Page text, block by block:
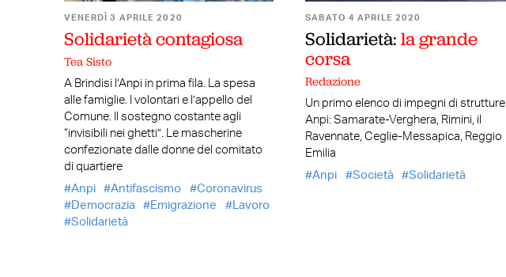
VENERDÌ 3 APRILE 2020
Solidarietà contagiosa
Tea Sisto
A Brindisi l’Anpi in prima fila. La spesa
alle famiglie. I volontari e l’appello del
Comune. Il sostegno costante agli
“invisibili nei ghetti”. Le mascherine
confezionate dalle donne del comitato
di quartiere
Anpi
Antifascismo
Coronavirus
Democrazia
Emigrazione
Lavoro
Solidarietà
SABATO 4 APRILE 2020
Solidarietà:la grande
corsa
Redazione
Un primo elenco di impegni di strutture
Anpi: Samarate-Verghera, Rimini, il
Ravennate, Ceglie-Messapica, Reggio
Emilia
Anpi
Società Solidarietà